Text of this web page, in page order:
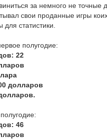
за немного не точные
свои проданные игры
статистики.
полугодие:
22
долларов
46